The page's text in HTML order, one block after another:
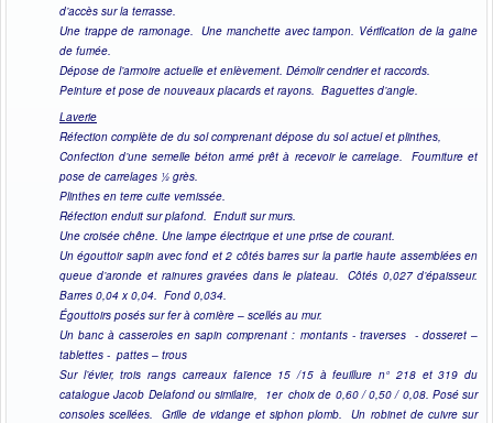
d’accès sur la terrasse.
Une trappe de ramonage. Une manchette avec tampon. Vérification de la gaine
de fumée.
Dépose de l’armoire actuelle et enlèvement. Démolir cendrier et raccords.
Peinture et pose de nouveaux placards et rayons. Baguettes d’angle.
Laverie
Réfection complète de du sol comprenant dépose du sol actuel et plinthes,
Confection d’une semelle béton armé prêt à recevoir le carrelage. Fourniture et
pose de carrelages ½ grès.
Plinthes en terre cuite vernissée.
Réfection enduit sur plafond. Enduit sur murs.
Une croisée chêne. Une lampe électrique et une prise de courant.
Un égouttoir sapin avec fond et 2 côtés barres sur la partie haute assemblées en
queue d’aronde et rainures gravées dans le plateau. Côtés 0,027 d’épaisseur.
Barres 0,04 x 0,04. Fond 0,034.
Égouttoirs posés sur fer à cornière – scellés au mur.
Un banc à casseroles en sapin comprenant : montants - traverses - dosseret –
tablettes - pattes – trous
Sur l’évier, trois rangs carreaux faïence 15 /15 à feuillure n° 218 et 319 du
catalogue Jacob Delafond ou similaire, 1er choix de 0,60 / 0,50 / 0,08. Posé sur
consoles scellées. Grille de vidange et siphon plomb. Un robinet de cuivre sur